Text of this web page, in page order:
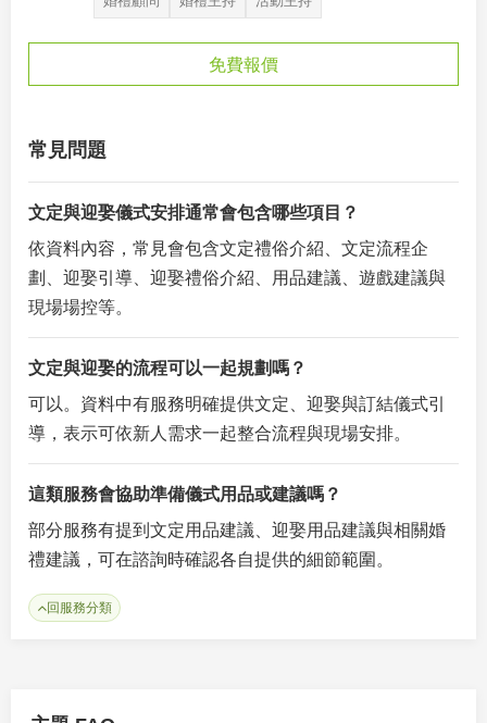
免費報價
常見問題
文定與迎娶儀式安排通常會包含哪些項目？
依資料內容，常見會包含文定禮俗介紹、文定流程企
劃、迎娶引導、迎娶禮俗介紹、用品建議、遊戲建議與
現場場控等。
文定與迎娶的流程可以一起規劃嗎？
可以。資料中有服務明確提供文定、迎娶與訂結儀式引
導，表示可依新人需求一起整合流程與現場安排。
這類服務會協助準備儀式用品或建議嗎？
部分服務有提到文定用品建議、迎娶用品建議與相關婚
禮建議，可在諮詢時確認各自提供的細節範圍。
回服務分類